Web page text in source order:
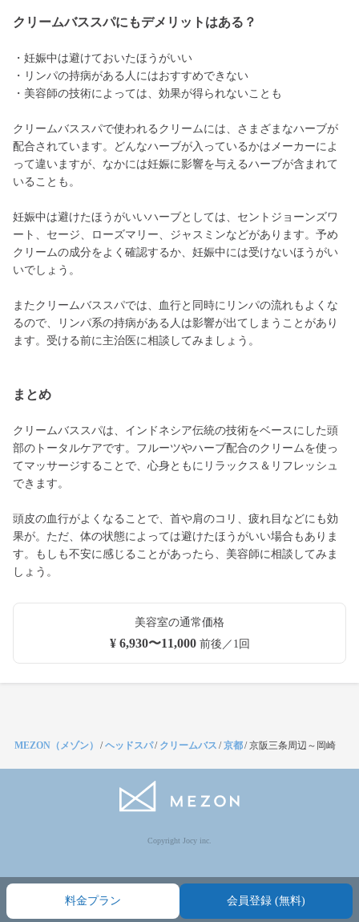
クリームバススパにもデメリットはある？
・妊娠中は避けておいたほうがいい
・リンパの持病がある人にはおすすめできない
・美容師の技術によっては、効果が得られないことも
クリームバススパで使われるクリームには、さまざまなハーブが
配合されています。どんなハーブが入っているかはメーカーによ
って違いますが、なかには妊娠に影響を与えるハーブが含まれて
いることも。
妊娠中は避けたほうがいいハーブとしては、セントジョーンズワ
ート、セージ、ローズマリー、ジャスミンなどがあります。予め
クリームの成分をよく確認するか、妊娠中には受けないほうがい
いでしょう。
またクリームバススパでは、血行と同時にリンパの流れもよくな
るので、リンパ系の持病がある人は影響が出てしまうことがあり
ます。受ける前に主治医に相談してみましょう。
まとめ
クリームバススパは、インドネシア伝統の技術をベースにした頭
部のトータルケアです。フルーツやハーブ配合のクリームを使っ
てマッサージすることで、心身ともにリラックス＆リフレッシュ
できます。
頭皮の血行がよくなることで、首や肩のコリ、疲れ目などにも効
果が。ただ、体の状態によっては避けたほうがいい場合もありま
す。もしも不安に感じることがあったら、美容師に相談してみま
しょう。
美容室の通常価格
¥ 6,930〜11,000前後／1回
料金プラン 会員登録 (無料)
MEZON（メゾン） /ヘッドスパ/ クリームバス /京都/京阪三条周辺～岡崎
Copyright Jocy inc.